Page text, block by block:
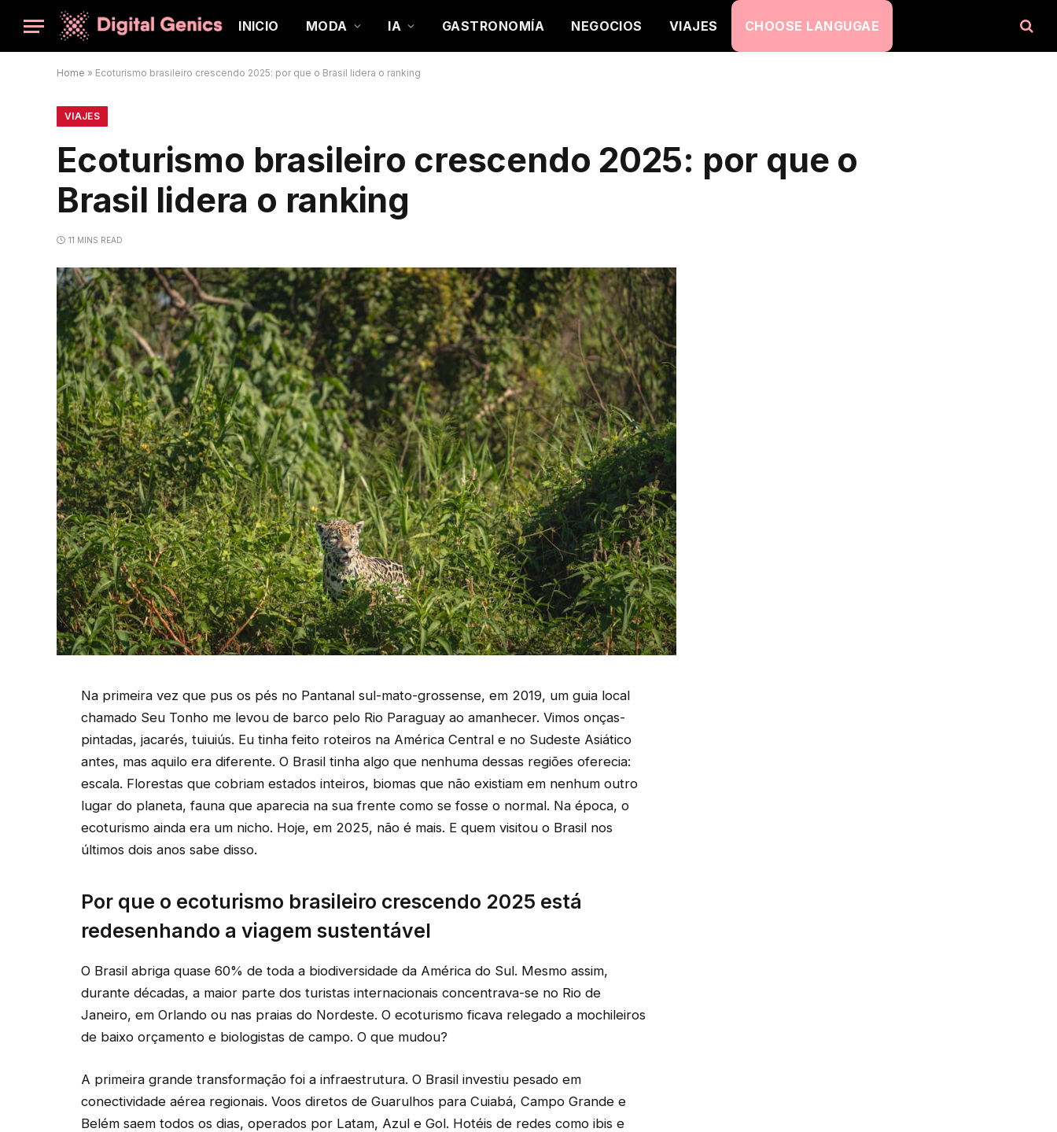
INICIO MODA IA GASTRONOMÍA NEGOCIOS VIAJES CHOOSE LANGUGAE
Home » Ecoturismo brasileiro crescendo 2025: por que o Brasil lidera o ranking
VIAJES
Ecoturismo brasileiro crescendo 2025: por que o
Brasil lidera o ranking
11 MINS READ
Na primeira vez que pus os pés no Pantanal sul-mato-grossense, em 2019, um guia local
chamado Seu Tonho me levou de barco pelo Rio Paraguay ao amanhecer. Vimos onças-
pintadas, jacarés, tuiuiús. Eu tinha feito roteiros na América Central e no Sudeste Asiático
antes, mas aquilo era diferente. O Brasil tinha algo que nenhuma dessas regiões oferecia:
escala. Florestas que cobriam estados inteiros, biomas que não existiam em nenhum outro
lugar do planeta, fauna que aparecia na sua frente como se fosse o normal. Na época, o
ecoturismo ainda era um nicho. Hoje, em 2025, não é mais. E quem visitou o Brasil nos
últimos dois anos sabe disso.
Por que o ecoturismo brasileiro crescendo 2025 está
redesenhando a viagem sustentável
O Brasil abriga quase 60% de toda a biodiversidade da América do Sul. Mesmo assim,
durante décadas, a maior parte dos turistas internacionais concentrava-se no Rio de
Janeiro, em Orlando ou nas praias do Nordeste. O ecoturismo ficava relegado a mochileiros
de baixo orçamento e biologistas de campo. O que mudou?
A primeira grande transformação foi a infraestrutura. O Brasil investiu pesado em
conectividade aérea regionais. Voos diretos de Guarulhos para Cuiabá, Campo Grande e
Belém saem todos os dias, operados por Latam, Azul e Gol. Hotéis de redes como ibis e